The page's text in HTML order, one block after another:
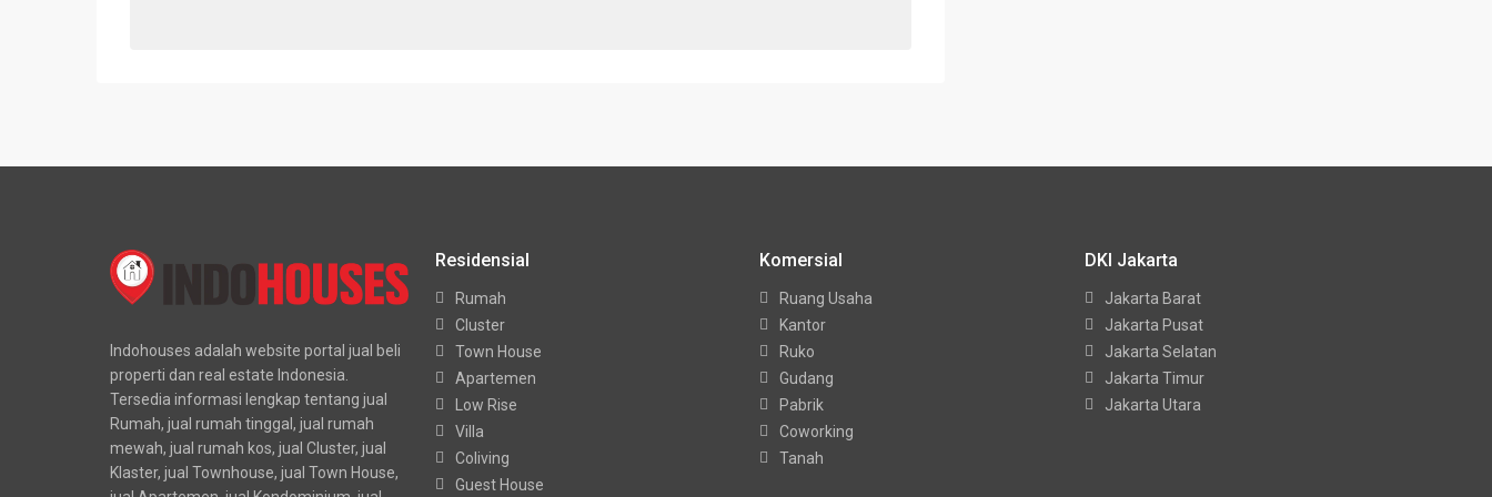
Indohouses adalah website portal jual beli
properti dan real estate Indonesia.
Tersedia informasi lengkap tentang jual
Rumah, jual rumah tinggal, jual rumah
mewah, jual rumah kos, jual Cluster, jual
Klaster, jual Townhouse, jual Town House,
Residensial
Rumah
Cluster
Town House
Apartemen
Low Rise
Villa
Coliving
Guest House
Komersial
Ruang Usaha
Kantor
Ruko
Gudang
Pabrik
Coworking
Tanah
DKI Jakarta
Jakarta Barat
Jakarta Pusat
Jakarta Selatan
Jakarta Timur
Jakarta Utara